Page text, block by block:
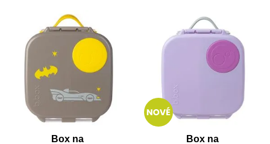
Box na
Box na